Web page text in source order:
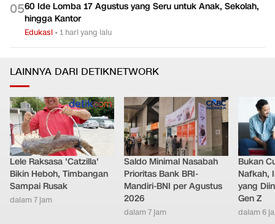
0560 Ide Lomba 17 Agustus yang Seru untuk Anak, Sekolah,
hingga Kantor
Edukasi •1 hari yang lalu
LAINNYA DARI DETIKNETWORK
Lele Raksasa 'Catzilla'
Bikin Heboh, Timbangan
Sampai Rusak
dalam 7 jam
Saldo Minimal Nasabah
Prioritas Bank BRI-
Mandiri-BNI per Agustus
2026
dalam 7 jam
Bukan
Nafkah,
yang
Gen Z
dalam 6